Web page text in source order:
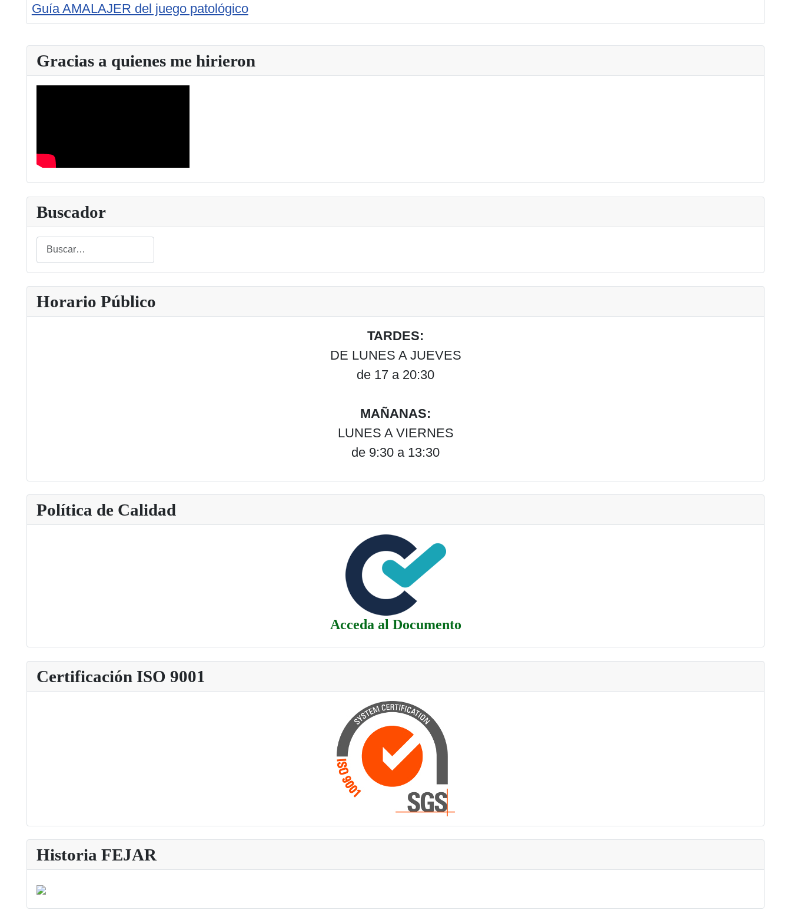
Guía AMALAJER del juego patológico
Gracias a quienes me hirieron
Buscador
Buscar
Type 2 or more characters for results.
Horario Público
TARDES:
DE LUNES A JUEVES
de 17 a 20:30
MAÑANAS:
LUNES A VIERNES
de 9:30 a 13:30
Política de Calidad
Acceda al Documento
Certificación ISO 9001
Historia FEJAR